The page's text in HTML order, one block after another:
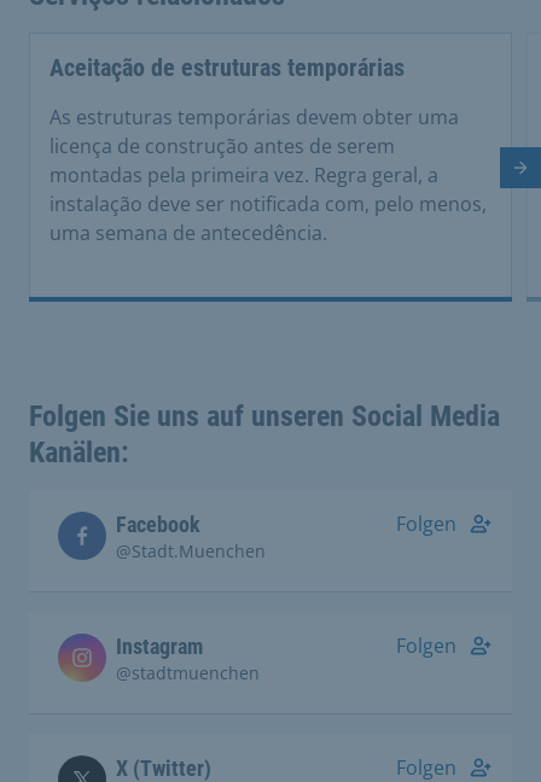
Aceitação de estruturas temporárias
As estruturas temporárias devem obter uma
licença de construção antes de serem
montadas pela primeira vez. Regra geral, a
instalação deve ser notificada com, pelo menos,
uma semana de antecedência.
Folgen Sie uns auf unseren Social Media
Kanälen:
Facebook
@Stadt.Muenchen
Folgen
Instagram
@stadtmuenchen
Folgen
X (Twitter) Folgen